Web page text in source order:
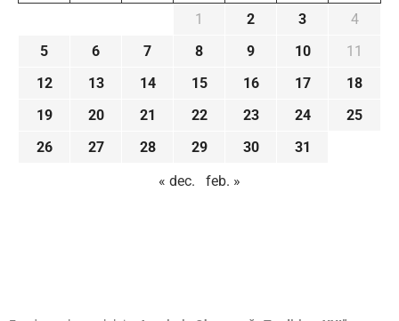
1 2 3
4
5
6 7 8 9 10
11
12
13 14 15 16 17
18
19
20 21 22 23 24
25
26
27 28 29 30
31
« dec.
feb. »